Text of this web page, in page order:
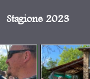
Stagione 2023